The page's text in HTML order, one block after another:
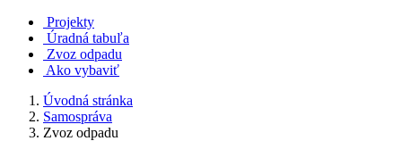
Projekty
Úradná tabuľa
Zvoz odpadu
Ako vybaviť
Úvodná stránka
Samospráva
Zvoz odpadu